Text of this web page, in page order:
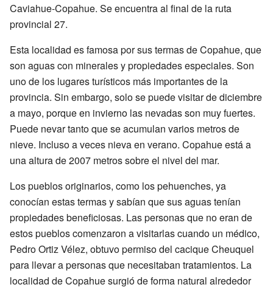
Caviahue-Copahue. Se encuentra al final de la ruta
provincial 27.
Esta localidad es famosa por sus termas de Copahue, que
son aguas con minerales y propiedades especiales. Son
uno de los lugares turísticos más importantes de la
provincia. Sin embargo, solo se puede visitar de diciembre
a mayo, porque en invierno las nevadas son muy fuertes.
Puede nevar tanto que se acumulan varios metros de
nieve. Incluso a veces nieva en verano. Copahue está a
una altura de 2007 metros sobre el nivel del mar.
Los pueblos originarios, como los pehuenches, ya
conocían estas termas y sabían que sus aguas tenían
propiedades beneficiosas. Las personas que no eran de
estos pueblos comenzaron a visitarlas cuando un médico,
Pedro Ortiz Vélez, obtuvo permiso del cacique Cheuquel
para llevar a personas que necesitaban tratamientos. La
localidad de Copahue surgió de forma natural alrededor